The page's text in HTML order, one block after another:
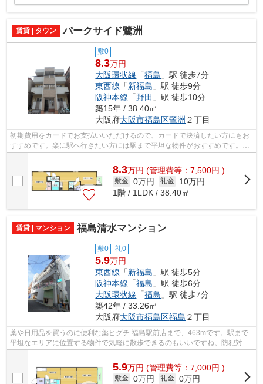
賃貸 | タウン パークサイド鷺洲
敷0
8.3万円
大阪環状線 「福島 」駅 徒歩7分
東西線 「新福島 」駅 徒歩9分
阪神本線 「野田 」駅 徒歩10分
築15年 / 38.40㎡
大阪府大阪市福島区鷺洲 ２丁目
初期費用をカードでお支払いいただけるので、カードで決済したい方にもお
すすめです。楽に駅へ行きたい方には駅まで平坦な物件がおすすめです。
8.3万円 (管理費等：7,500円 )
敷金 0万円 礼金
10万円
1階 / 1LDK / 38.40㎡
賃貸 | マンション 福島清水マンション
敷0 礼0
5.9万円
東西線 「新福島 」駅 徒歩5分
阪神本線 「福島 」駅 徒歩6分
大阪環状線 「福島 」駅 徒歩7分
築42年 / 33.26㎡
大阪府大阪市福島区福島 ２丁目
薬や日用品を買うのに便利な薬ヒグチ 福島駅前店まで、463mです。駅まで
平坦なエリアに位置する物件で気軽に散歩できるのもいいですね。防犯対策
5.9万円 (管理費等：7,000円 )
敷金 0万円 礼金 0万円